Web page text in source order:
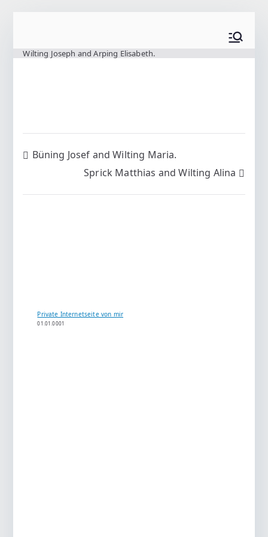
springen
Wilting Joseph and Arping Elisabeth.
Beitragsnavigation
Büning Josef and Wilting Maria.
Sprick Matthias and Wilting Alina
Private Internetseite von mir
01.01.0001